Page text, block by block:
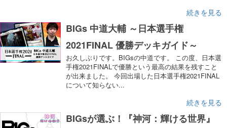
続きを見る
BIGs 中道大輔 ～日本選手権
2021FINAL 優勝デッキガイド～
お久しぶりです。BIGsの中道です。 この度、日本選
手権2021FINALで優勝という最高の結果を残すこと
が出来ました。 今回出場した日本選手権2021FINAL
について知らない...
続きを見る
BIGsが選ぶ！『神河：輝ける世界』